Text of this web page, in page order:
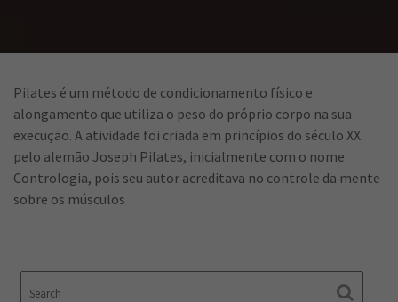
Pilates é um método de condicionamento físico e
alongamento que utiliza o peso do próprio corpo na sua
execução. A atividade foi criada em princípios do século XX
pelo alemão Joseph Pilates, inicialmente com o nome
Contrologia, pois seu autor acreditava no controle da mente
sobre os músculos